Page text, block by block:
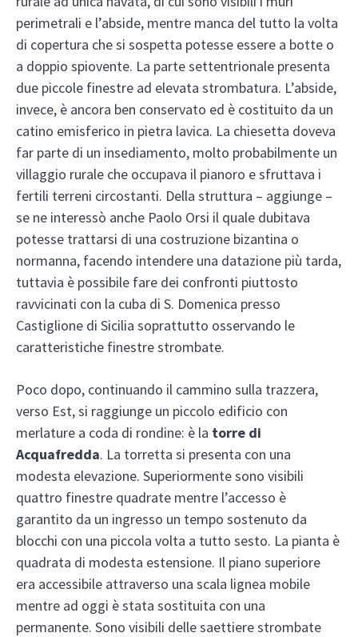
perimetrali e l’abside, mentre manca del tutto la volta
di copertura che si sospetta potesse essere a botte o
a doppio spiovente. La parte settentrionale presenta
due piccole finestre ad elevata strombatura. L’abside,
invece, è ancora ben conservato ed è costituito da un
catino emisferico in pietra lavica. La chiesetta doveva
far parte di un insediamento, molto probabilmente un
villaggio rurale che occupava il pianoro e sfruttava i
fertili terreni circostanti. Della struttura – aggiunge –
se ne interessò anche Paolo Orsi il quale dubitava
potesse trattarsi di una costruzione bizantina o
normanna, facendo intendere una datazione più tarda,
tuttavia è possibile fare dei confronti piuttosto
ravvicinati con la cuba di S. Domenica presso
Castiglione di Sicilia soprattutto osservando le
caratteristiche finestre strombate.
Poco dopo, continuando il cammino sulla trazzera,
verso Est, si raggiunge un piccolo edificio con
merlature a coda di rondine: è la torre di
Acquafredda. La torretta si presenta con una
modesta elevazione. Superiormente sono visibili
quattro finestre quadrate mentre l’accesso è
garantito da un ingresso un tempo sostenuto da
blocchi con una piccola volta a tutto sesto. La pianta è
quadrata di modesta estensione. Il piano superiore
era accessibile attraverso una scala lignea mobile
mentre ad oggi è stata sostituita con una
permanente. Sono visibili delle saettiere strombate